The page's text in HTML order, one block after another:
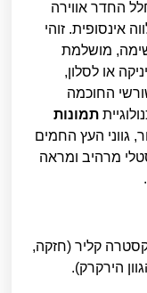
החדר אווירה
אינסופית. זוהי
מושלמת
או לסלון,
החוכמה
תמונות
גווני העץ החמים
מרהיב ומראה
6 מ"מ אקסטרה קליר (חזקה,
הירקרק).